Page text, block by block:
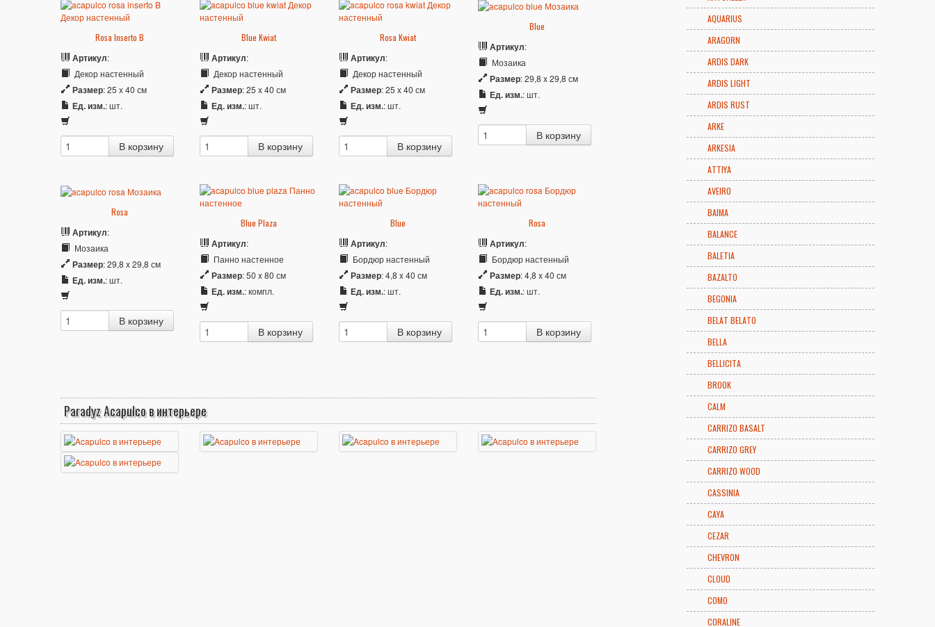
Rosa Inserto B
Артикул:
Декор настенный
Размер: 25 x 40 см
Ед. изм.: шт.
Blue Kwiat
Артикул:
Декор настенный
Размер: 25 x 40 см
Ед. изм.: шт.
Rosa Kwiat
Артикул:
Декор настенный
Размер: 25 x 40 см
Ед. изм.: шт.
Blue
Артикул:
Мозаика
Размер: 29,8 x 29,8 см
Ед. изм.: шт.
Rosa
Артикул:
Мозаика
Размер: 29,8 x 29,8 см
Ед. изм.: шт.
Blue Plaza
Артикул:
Панно настенное
Размер: 50 x 80 см
Ед. изм.: компл.
Blue
Артикул:
Бордюр настенный
Размер: 4,8 x 40 см
Ед. изм.: шт.
Rosa
Артикул:
Бордюр настенный
Размер: 4,8 x 40 см
Ед. изм.: шт.
Paradyz Acapulco в интерьере
AQUARIUS
ARAGORN
ARDIS DARK
ARDIS LIGHT
ARDIS RUST
ARKE
ARKESIA
ATTIYA
AVEIRO
BAIMA
BALANCE
BALETIA
BAZALTO
BEGONIA
BELAT BELATO
BELLA
BELLICITA
BROOK
CALM
CARRIZO BASALT
CARRIZO GREY
CARRIZO WOOD
CASSINIA
CAYA
CEZAR
CHEVRON
CLOUD
COMO
CORALINE